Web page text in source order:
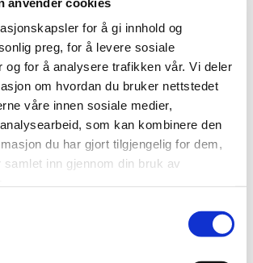
for å gi innhold og
preg, for å levere sosiale
og for å analysere trafikken vår. Vi deler
om hvordan du bruker nettstedet
våre innen sosiale medier,
som kan kombinere den
du har gjort tilgjengelig for dem,
samlet inn gjennom din bruk av
min kontaktinformasjon vedr. min
om hvordan Thermia håndterer dine
.
tilbake snart.